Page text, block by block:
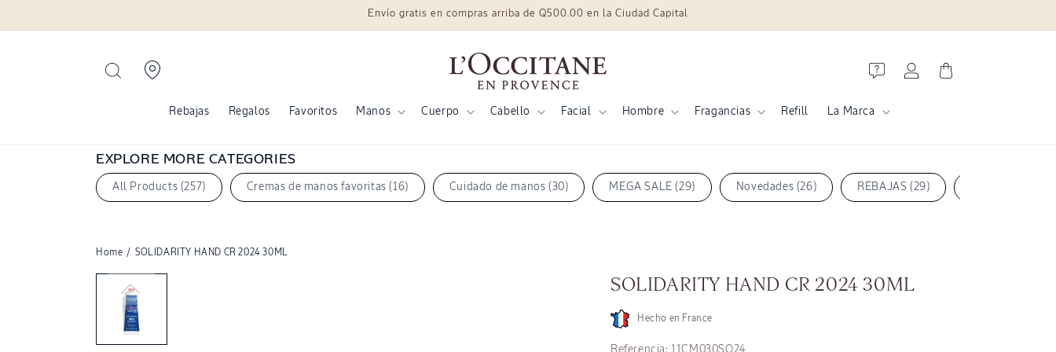
Envío gratis en compras arriba de Q500.00 en la Ciudad Capital
Rebajas Regalos Favoritos Manos Cuerpo Cabello Facial Hombre Fragancias Refill La Marca
sesión
Carrito
EXPLORE MORE CATEGORIES
All Products (257) Cremas de manos favoritas (16) Cuidado de manos (30) MEGA SALE (29) Novedades (26) REBAJAS (29)
Home / SOLIDARITY HAND CR 2024 30ML
SOLIDARITY HAND CR 2024 30ML
Hecho en France
Referencia: SKU:
11CM030SO24